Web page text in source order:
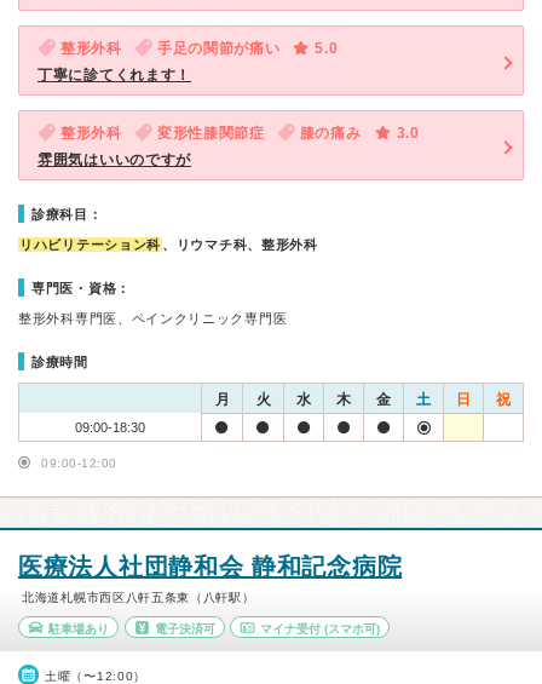
整形外科 手足の関節が痛い
5.0
丁寧に診てくれます！
整形外科 変形性膝関節症 膝の痛み
3.0
雰囲気はいいのですが
診療科目：
リハビリテーション科 、リウマチ科、整形外科
専門医・資格：
整形外科専門医、ペインクリニック専門医
診療時間
月 火 水 木 金 土 日 祝
09:00-18:30
09:00-12:00
医療法人社団静和会 静和記念病院
北海道札幌市西区八軒五条東（八軒駅）
駐車場あり 電子決済可 マイナ受付 (スマホ可)
土曜（〜12:00）